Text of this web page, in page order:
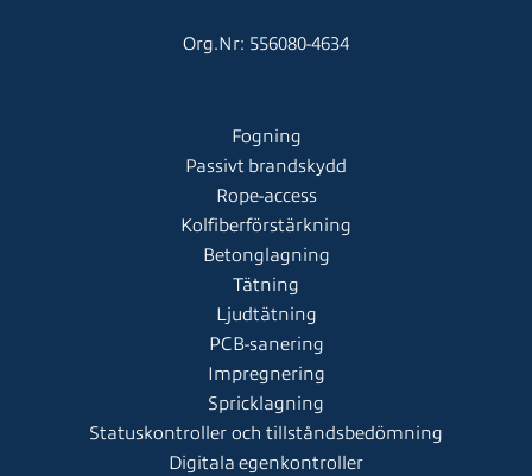
Org.Nr: 556080-4634
Fogning
Passivt brandskydd
Rope-access
Kolfiberförstärkning
Betonglagning
Tätning
Ljudtätning
PCB-sanering
Impregnering
Spricklagning
Statuskontroller och tillståndsbedömning
Digitala egenkontroller